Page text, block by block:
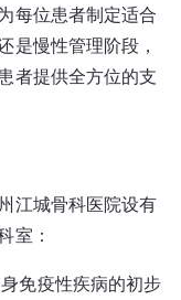
每位患者制定适合
是慢性管理阶段，
者提供全方位的支
江城骨科医院设有
室：
免疫性疾病的初步